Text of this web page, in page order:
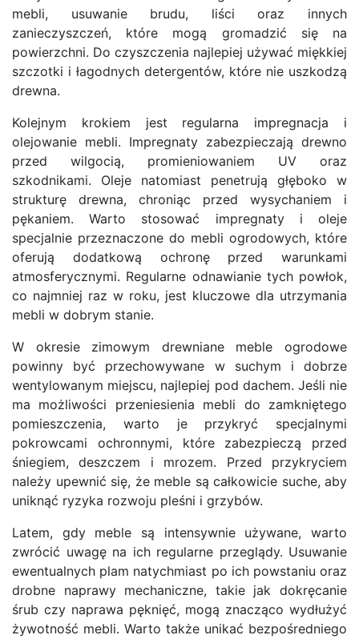
mebli, usuwanie brudu, liści oraz innych
zanieczyszczeń, które mogą gromadzić się na
powierzchni. Do czyszczenia najlepiej używać miękkiej
szczotki i łagodnych detergentów, które nie uszkodzą
drewna.
Kolejnym krokiem jest regularna impregnacja i
olejowanie mebli. Impregnaty zabezpieczają drewno
przed wilgocią, promieniowaniem UV oraz
szkodnikami. Oleje natomiast penetrują głęboko w
strukturę drewna, chroniąc przed wysychaniem i
pękaniem. Warto stosować impregnaty i oleje
specjalnie przeznaczone do mebli ogrodowych, które
oferują dodatkową ochronę przed warunkami
atmosferycznymi. Regularne odnawianie tych powłok,
co najmniej raz w roku, jest kluczowe dla utrzymania
mebli w dobrym stanie.
W okresie zimowym drewniane meble ogrodowe
powinny być przechowywane w suchym i dobrze
wentylowanym miejscu, najlepiej pod dachem. Jeśli nie
ma możliwości przeniesienia mebli do zamkniętego
pomieszczenia, warto je przykryć specjalnymi
pokrowcami ochronnymi, które zabezpieczą przed
śniegiem, deszczem i mrozem. Przed przykryciem
należy upewnić się, że meble są całkowicie suche, aby
uniknąć ryzyka rozwoju pleśni i grzybów.
Latem, gdy meble są intensywnie używane, warto
zwrócić uwagę na ich regularne przeglądy. Usuwanie
ewentualnych plam natychmiast po ich powstaniu oraz
drobne naprawy mechaniczne, takie jak dokręcanie
śrub czy naprawa pęknięć, mogą znacząco wydłużyć
żywotność mebli. Warto także unikać bezpośredniego